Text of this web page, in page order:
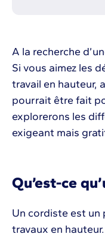
A la recherche
Si vous aimez les
travail en hauteur,
pourrait être fait
explorerons les
exigeant mais
Qu’est-ce
Un cordiste est un
travaux en